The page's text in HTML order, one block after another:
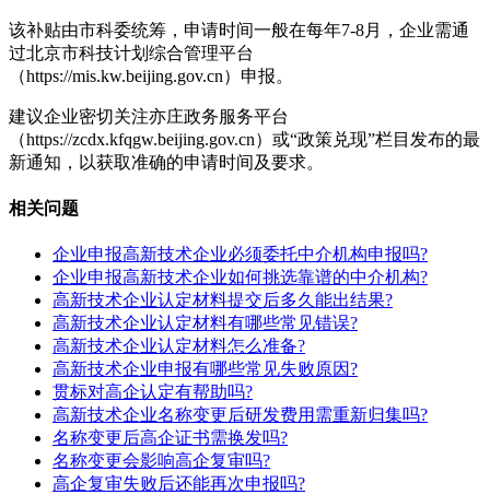
该补贴由市科委统筹，申请时间一般在每年7-8月，企业需通
过北京市科技计划综合管理平台
（https://mis.kw.beijing.gov.cn）申报。
建议企业密切关注亦庄政务服务平台
（https://zcdx.kfqgw.beijing.gov.cn）或“政策兑现”栏目发布的最
新通知，以获取准确的申请时间及要求。
相关问题
企业申报高新技术企业必须委托中介机构申报吗?
企业申报高新技术企业如何挑选靠谱的中介机构?
高新技术企业认定材料提交后多久能出结果?
高新技术企业认定材料有哪些常见错误?
高新技术企业认定材料怎么准备?
高新技术企业申报有哪些常见失败原因?
贯标对高企认定有帮助吗?
高新技术企业名称变更后研发费用需重新归集吗?
名称变更后高企证书需换发吗?
名称变更会影响高企复审吗?
高企复审失败后还能再次申报吗?